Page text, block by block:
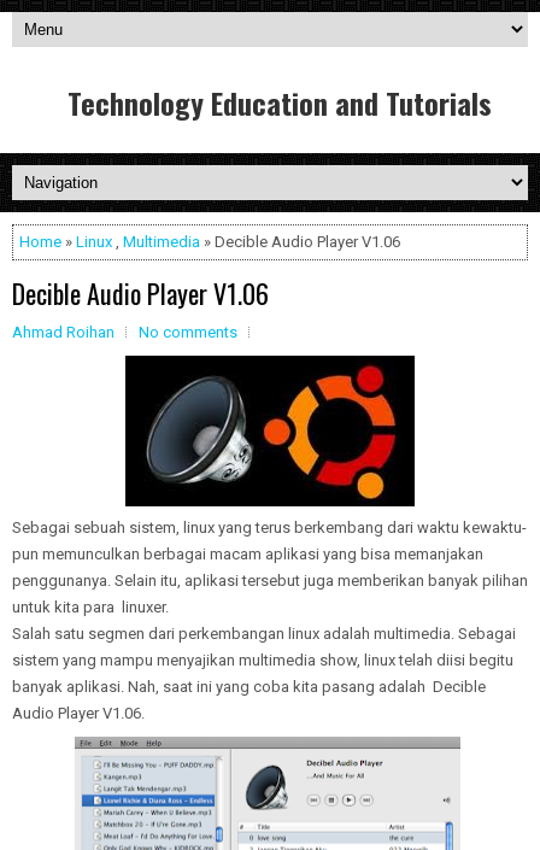
Technology Education and Tutorials
Home » Linux Multimedia » Decible Audio Player V1.06
Decible Audio Player V1.06
Ahmad Roihan No comments
Sebagai sebuah sistem, linux yang terus berkembang dari waktu kewaktu-
pun memunculkan berbagai macam aplikasi yang bisa memanjakan
penggunanya. Selain itu, aplikasi tersebut juga memberikan banyak pilihan
untuk kita para linuxer.
Salah satu segmen dari perkembangan linux adalah multimedia. Sebagai
sistem yang mampu menyajikan multimedia show, linux telah diisi begitu
banyak aplikasi. Nah, saat ini yang coba kita pasang adalah Decible
Audio Player V1.06.